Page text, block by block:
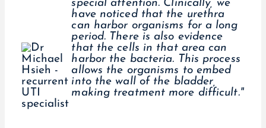
special attention. Clinically, we
have noticed that the urethra
can harbor organisms for a long
period. There is also evidence
that the cells in that area can
harbor the bacteria. This process
allows the organisms to embed
into the wall of the bladder,
making treatment more difficult."